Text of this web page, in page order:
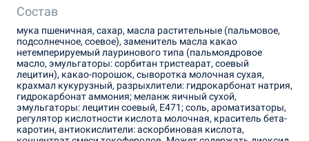
Состав
мука пшеничная, сахар, масла растительные (пальмовое,
подсолнечное, соевое), заменитель масла какао
нетемперируемый лауринового типа (пальмоядровое
масло, эмульгаторы: сорбитан тристеарат, соевый
лецитин), какао-порошок, сыворотка молочная сухая,
крахмал кукурузный, разрыхлители: гидрокарбонат натрия,
гидрокарбонат аммония; меланж яичный сухой,
эмульгаторы: лецитин соевый, Е471; соль, ароматизаторы,
регулятор кислотности кислота молочная, краситель бета-
каротин, антиокислители: аскорбиновая кислота,